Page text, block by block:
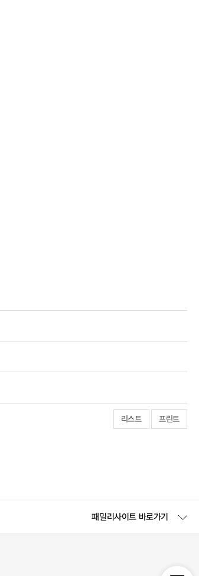
리스트 프린트
패밀리사이트 바로가기